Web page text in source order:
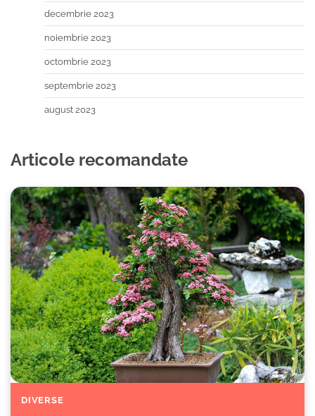
decembrie 2023
noiembrie 2023
octombrie 2023
septembrie 2023
august 2023
Articole recomandate
DIVERSE